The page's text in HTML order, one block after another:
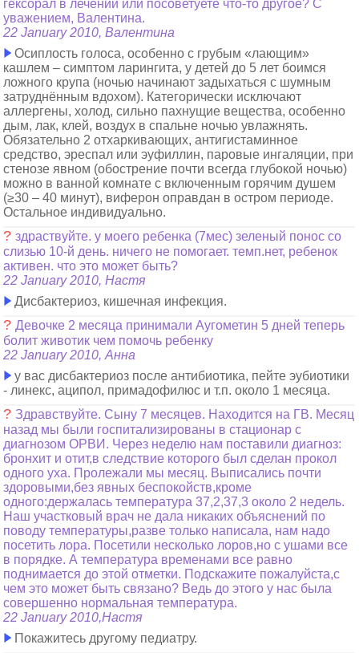
гексорал в лечении или посоветуете что-то другое? С
уважением, Валентина.
22 January 2010, Валентина
Осиплость голоса, особенно с грубым «лающим»
кашлем – симптом ларингита, у детей до 5 лет боимся
ложного крупа (ночью начинают задыхаться с шумным
затруднённым вдохом). Категорически исключают
аллергены, холод, сильно пахнущие вещества, особенно
дым, лак, клей, воздух в спальне ночью увлажнять.
Обязательно 2 отхаркивающих, антигистаминное
средство, эреспал или эуфиллин, паровые ингаляции, при
стенозе явном (обострение почти всегда глубокой ночью)
можно в ванной комнате с включенным горячим душем
(≥30 – 40 минут), виферон оправдан в остром периоде.
Остальное индивидуально.
?здраствуйте. у моего ребенка (7мес) зеленый понос со
слизью 10-й день. ничего не помогает. темп.нет, ребенок
активен. что это может быть?
22 January 2010, Настя
Дисбактериоз, кишечная инфекция.
?Девочке 2 месяца принимали Аугометин 5 дней теперь
болит животик чем помочь ребенку
22 January 2010, Анна
у вас дисбактериоз после антибиотика, пейте эубиотики
- линекс, аципол, примадофилюс и т.п. около 1 месяца.
? Здравствуйте. Сыну 7 месяцев. Находится на ГВ. Месяц
назад мы были госпитализированы в стационар с
диагнозом ОРВИ. Через неделю нам поставили диагноз:
бронхит и отит,в следствие которого был сделан прокол
одного уха. Пролежали мы месяц. Выписались почти
здоровыми,без явных беспокойств,кроме
одного:держалась температура 37,2,37,3 около 2 недель.
Наш участковый врач не дала никаких объяснений по
поводу температуры,разве только написала, нам надо
посетить лора. Посетили несколько лоров,но с ушами все
в порядке. А температура временами все равно
поднимается до этой отметки. Подскажите пожалуйста,с
чем это может быть связано? Ведь до этого у нас была
совершенно нормальная температура.
22 January 2010,Настя
Покажитесь другому педиатру.